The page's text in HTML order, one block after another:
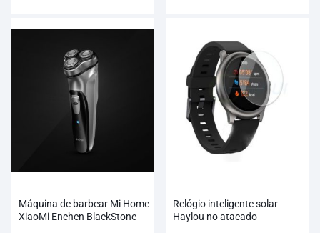
Máquina de barbear Mi Home
XiaoMi Enchen BlackStone
Relógio inteligente solar
Haylou no atacado